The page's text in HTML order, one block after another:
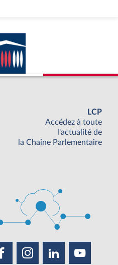
LCP
Accédez à toute
l'actualité de
la Chaine Parlementaire